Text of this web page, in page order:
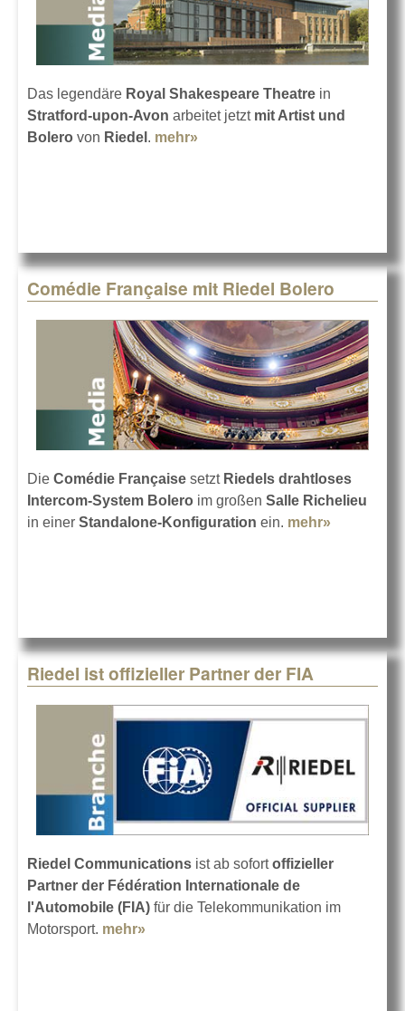
Das legendäre Royal Shakespeare Theatre in
Stratford-upon-Avon arbeitet jetzt mit Artist und
Bolero von Riedel . mehr»
Comédie Française mit Riedel Bolero
Die Comédie Française setzt Riedels drahtloses
Intercom-System Bolero im großen Salle Richelieu
in einer Standalone-Konfiguration ein. mehr»
Riedel ist offizieller Partner der FIA
Riedel Communications ist ab sofortoffizieller
Partner der Fédération Internationale de
l'Automobile (FIA) für die Telekommunikation im
Motorsport. mehr»